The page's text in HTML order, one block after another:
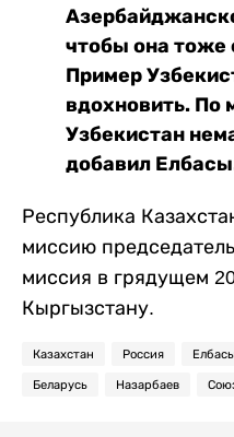
чтобы она тоже
Пример
вдохновить. По
Узбекистан
добавил
Республика
миссию
миссия в грядущем
Кыргызстану.
Казахстан Россия Елбасы
Беларусь Назарбаев